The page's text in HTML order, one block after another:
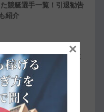
た競艇選手一覧！引退勧告
紹介
の仲と噂される人物まと
で紹介
LINERの予想は凄かっ
×